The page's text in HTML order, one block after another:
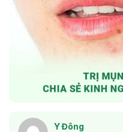
Y Đông